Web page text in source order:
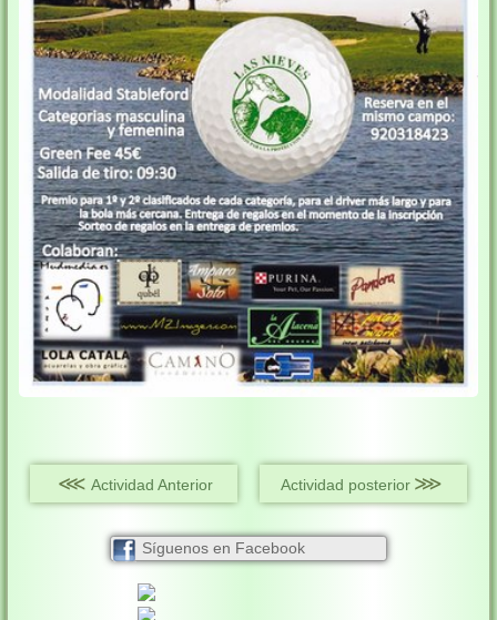
⋘ Actividad Anterior Actividad posterior ⋙
Síguenos en Facebook